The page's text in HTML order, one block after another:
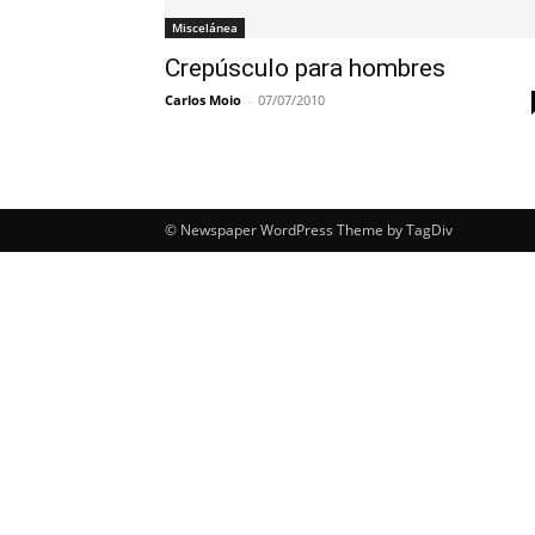
Miscelánea
Crepúsculo para hombres
Carlos Moio - 07/07/2010
© Newspaper WordPress Theme by TagDiv